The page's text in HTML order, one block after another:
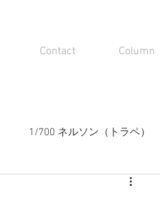
Contact Column
1/700 ネルソン（トラペ）